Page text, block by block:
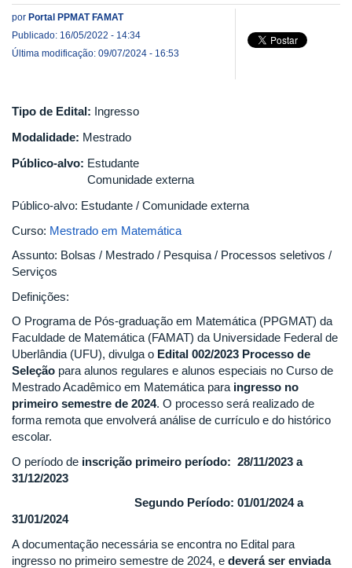
por Portal PPMAT FAMAT
Publicado: 16/05/2022 - 14:34
Última modificação: 09/07/2024 - 16:53
Tipo de Edital: Ingresso
Modalidade: Mestrado
Público-alvo: Estudante
Comunidade externa
Público-alvo: Estudante / Comunidade externa
Curso: Mestrado em Matemática
Assunto: Bolsas / Mestrado / Pesquisa / Processos seletivos /
Serviços
Definições:
O Programa de Pós-graduação em Matemática (PPGMAT) da
Faculdade de Matemática (FAMAT) da Universidade Federal de
Uberlândia (UFU), divulga o Edital 002/2023 Processo de
Seleção para alunos regulares e alunos especiais no Curso de
Mestrado Acadêmico em Matemática para ingresso no
primeiro semestre de 2024. O processo será realizado de
forma remota que envolverá análise de currículo e do histórico
escolar.
O período de inscrição primeiro período: 28/11/2023 a
31/12/2023
Segundo Período: 01/01/2024 a
31/01/2024
A documentação necessária se encontra no Edital para
ingresso no primeiro semestre de 2024, e deverá ser enviada